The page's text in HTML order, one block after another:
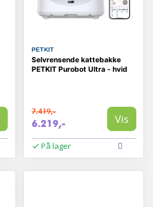
PETKIT
Selvrensende kattebakke
PETKIT Purobot Ultra - hvid
7.419,-
6.219,- Vis
På lager